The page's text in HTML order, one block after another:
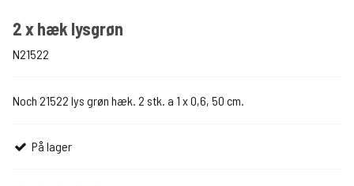
2 x hæk lysgrøn
N21522
Noch 21522 lys grøn hæk. 2 stk. a 1 x 0,6, 50 cm.
På lager